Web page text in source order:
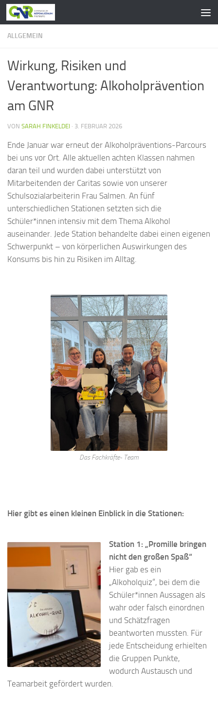
Zum Inhalt springen
ALLGEMEIN
Wirkung, Risiken und
Verantwortung: Alkoholprävention
am GNR
VON SARAH FINKELDEI · 3. FEBRUAR 2026
Ende Januar war erneut der Alkoholpräventions-Parcours
bei uns vor Ort. Alle aktuellen achten Klassen nahmen
daran teil und wurden dabei unterstützt von
Mitarbeitenden der Caritas sowie von unserer
Schulsozialarbeiterin Frau Salmen. An fünf
unterschiedlichen Stationen setzten sich die
Schüler*innen intensiv mit dem Thema Alkohol
auseinander. Jede Station behandelte dabei einen eigenen
Schwerpunkt – von körperlichen Auswirkungen des
Konsums bis hin zu Risiken im Alltag.
Das Fachkräfte- Team
Hier gibt es einen kleinen Einblick in die Stationen:
Station 1: „Promille bringen
nicht den großen Spaß“
Hier gab es ein
„Alkoholquiz“, bei dem die
Schüler*innen Aussagen als
wahr oder falsch einordnen
und Schätzfragen
beantworten mussten. Für
jede Entscheidung erhielten
die Gruppen Punkte,
wodurch Austausch und
Teamarbeit gefördert wurden.